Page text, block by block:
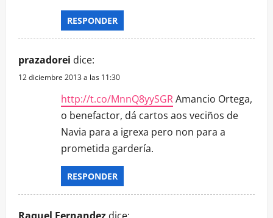
RESPONDER
prazadorei dice:
12 diciembre 2013 a las 11:30
http://t.co/MnnQ8yySGRAmancio Ortega,
o benefactor, dá cartos aos veciños de
Navia para a igrexa pero non para a
prometida gardería.
RESPONDER